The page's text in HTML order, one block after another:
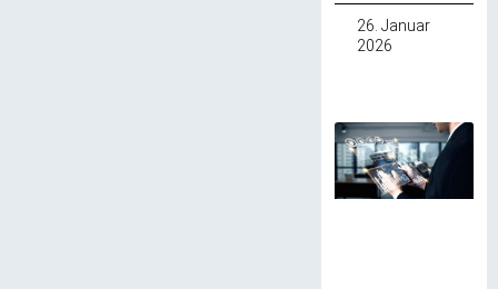
26. Januar
2026